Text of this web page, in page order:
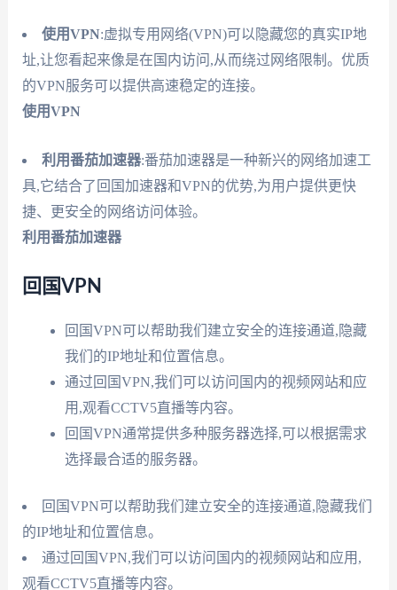
使用VPN:虚拟专用网络(VPN)可以隐藏您的真实IP地
址,让您看起来像是在国内访问,从而绕过网络限制。优质
的VPN服务可以提供高速稳定的连接。
使用VPN
利用番茄加速器:番茄加速器是一种新兴的网络加速工
具,它结合了回国加速器和VPN的优势,为用户提供更快
捷、更安全的网络访问体验。
利用番茄加速器
回国VPN
回国VPN可以帮助我们建立安全的连接通道,隐藏
我们的IP地址和位置信息。
通过回国VPN,我们可以访问国内的视频网站和应
用,观看CCTV5直播等内容。
回国VPN通常提供多种服务器选择,可以根据需求
选择最合适的服务器。
回国VPN可以帮助我们建立安全的连接通道,隐藏我们
的IP地址和位置信息。
通过回国VPN,我们可以访问国内的视频网站和应用,
观看CCTV5直播等内容。